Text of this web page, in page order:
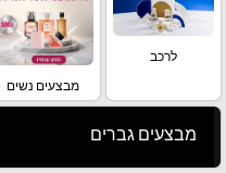
לרכב
מבצעים נשים
מבצעים גברים